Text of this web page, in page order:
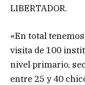
LIBERTADOR.
«En total
visita de 100
nivel primario,
entre 25 y 40